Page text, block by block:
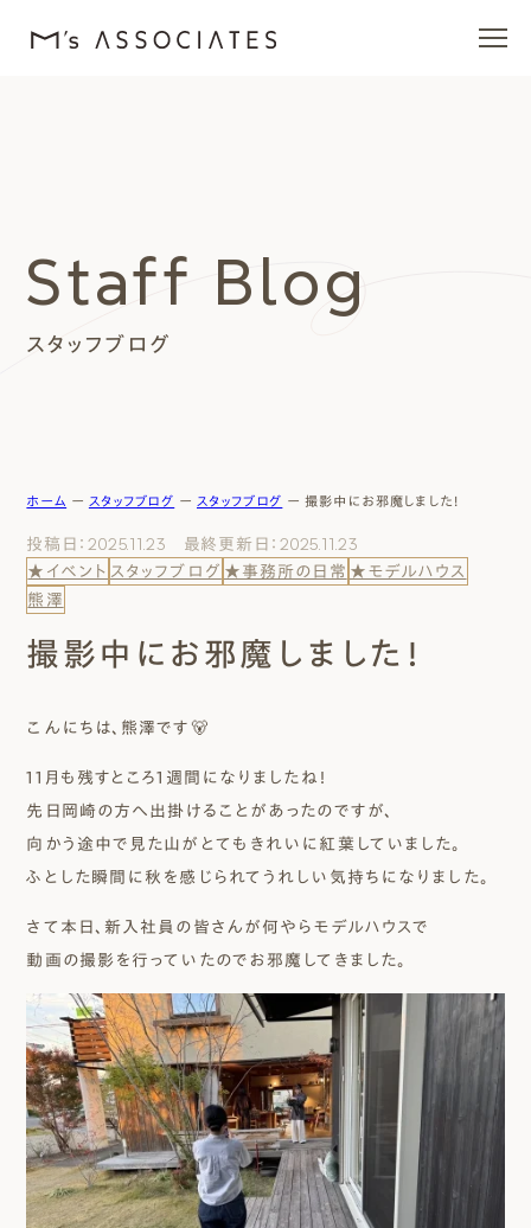
エムズを愛する人たち
施工事例
エムズのこと
［受付時間］ 9:00～18:00
まずは相談する[無料]
モデルハウスを見る
ファーストプランを試す
スタッフブログ
Staff Blog
ホーム ー スタッフブログ ー スタッフブログ ー撮影中にお邪魔しました！
投稿日：2025.11.23 最終更新日：2025.11.23
★イベント スタッフブログ ★事務所の日常 ★モデルハウス
熊澤
撮影中にお邪魔しました！
こんにちは、熊澤です🐻
11月も残すところ1週間になりましたね！
先日岡崎の方へ出掛けることがあったのですが、
向かう途中で見た山がとてもきれいに紅葉していました。
ふとした瞬間に秋を感じられてうれしい気持ちになりました。
さて本日、新入社員の皆さんが何やらモデルハウスで
動画の撮影を行っていたのでお邪魔してきました。